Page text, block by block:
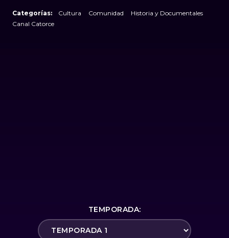
Categorías: Cultura Comunidad
Historia y Documentales
Canal Catorce
TEMPORADA: